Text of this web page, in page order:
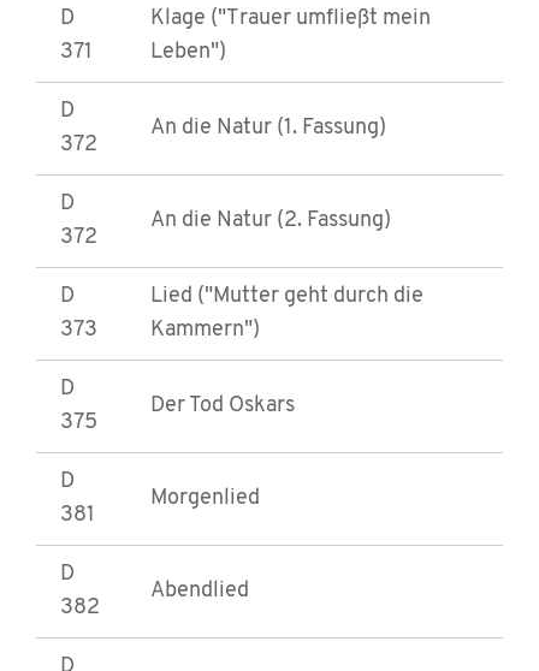
D
371
Klage ("Trauer umfließt mein
Leben")
D
372
An die Natur (1. Fassung)
D
372
An die Natur (2. Fassung)
D
373
Lied ("Mutter geht durch die
Kammern")
D
375
Der Tod Oskars
D
381
Morgenlied
D
382
Abendlied